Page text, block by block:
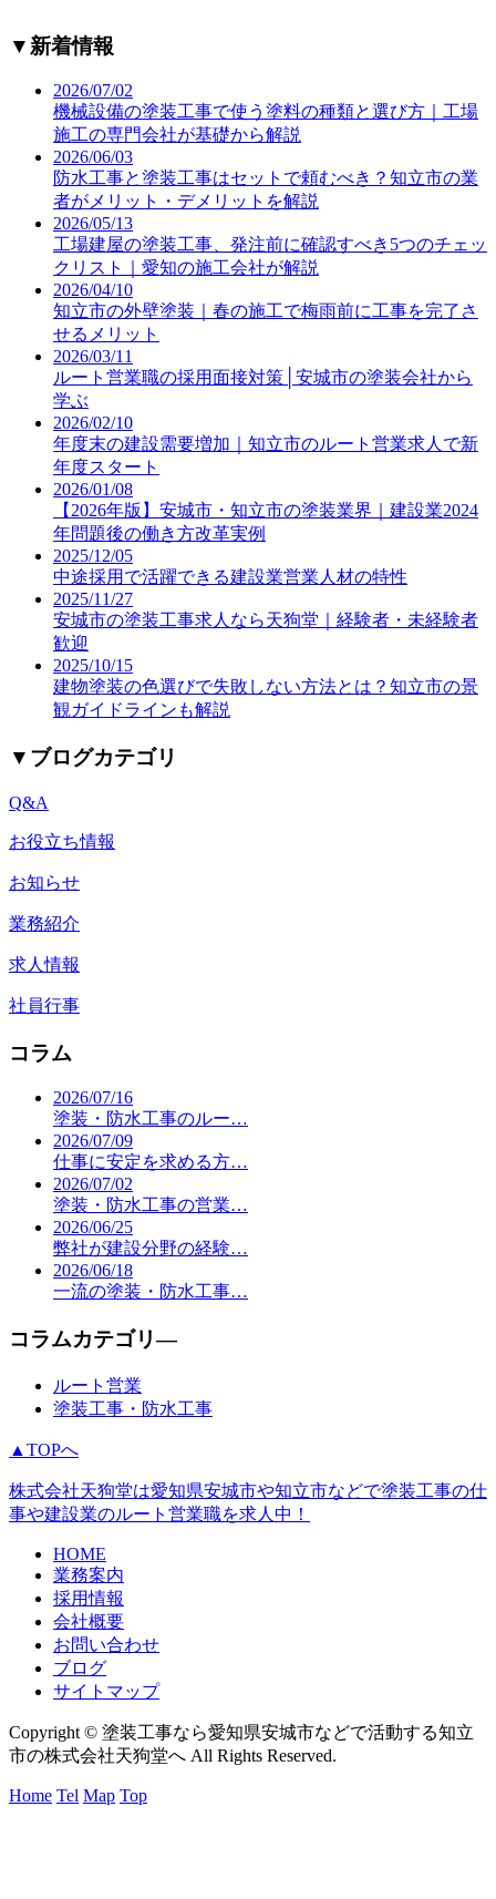
▼ 新着情報
2026/07/02
機械設備の塗装工事で使う塗料の種類と選び方｜工場
施工の専門会社が基礎から解説
2026/06/03
防水工事と塗装工事はセットで頼むべき？知立市の業
者がメリット・デメリットを解説
2026/05/13
工場建屋の塗装工事、発注前に確認すべき5つのチェッ
クリスト｜愛知の施工会社が解説
2026/04/10
知立市の外壁塗装｜春の施工で梅雨前に工事を完了さ
せるメリット
2026/03/11
ルート営業職の採用面接対策│安城市の塗装会社から
学ぶ
2026/02/10
年度末の建設需要増加｜知立市のルート営業求人で新
年度スタート
2026/01/08
【2026年版】安城市・知立市の塗装業界｜建設業2024
年問題後の働き方改革実例
2025/12/05
中途採用で活躍できる建設業営業人材の特性
2025/11/27
安城市の塗装工事求人なら天狗堂｜経験者・未経験者
歓迎
2025/10/15
建物塗装の色選びで失敗しない方法とは？知立市の景
観ガイドラインも解説
▼ ブログカテゴリ
Q&A
お役立ち情報
お知らせ
業務紹介
求人情報
社員行事
コラム
2026/07/16
塗装・防水工事のルー…
2026/07/09
仕事に安定を求める方…
2026/07/02
塗装・防水工事の営業…
2026/06/25
弊社が建設分野の経験…
2026/06/18
一流の塗装・防水工事…
コラムカテゴリ―
ルート営業
塗装工事・防水工事
▲TOPへ
株式会社天狗堂は愛知県安城市や知立市などで塗装工事の仕
事や建設業のルート営業職を求人中！
HOME
業務案内
採用情報
会社概要
お問い合わせ
ブログ
サイトマップ
Copyright © 塗装工事なら愛知県安城市などで活動する知立
市の株式会社天狗堂へ All Rights Reserved.
Home Tel Map Top